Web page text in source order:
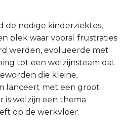
de nodige kinderziektes,
plek waar vooral frustraties
werden, evolueerde met
tot een welzijnsteam dat
die kleine,
lanceert met een groot
is welzijn een thema
op de werkvloer.